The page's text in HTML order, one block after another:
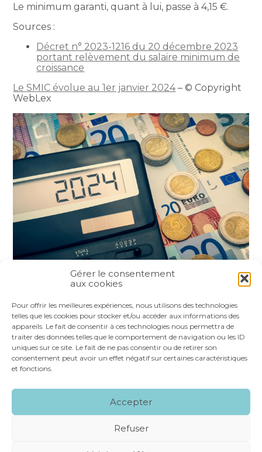
Gérer le consentement
aux cookies
Pour offrir les meilleures expériences, nous utilisons des technologies
telles que les cookies pour stocker et/ou accéder aux informations des
appareils. Le fait de consentir à ces technologies nous permettra de
traiter des données telles que le comportement de navigation ou les ID
uniques sur ce site. Le fait de ne pas consentir ou de retirer son
consentement peut avoir un effet négatif sur certaines caractéristiques
et fonctions.
Accepter
Refuser
Le minimum garanti, quant à lui, passe à 4,15 €.
Sources :
Décret n° 2023-1216 du 20 décembre 2023
portant relèvement du salaire minimum de
croissance
Le SMIC évolue au 1er janvier 2024– © Copyright
WebLex
FaceBook
TwitterLinkedIn
Footer
NOS SERVICES
NOS SPÉCIALITÉS
RECRUTEMENT CONTACT